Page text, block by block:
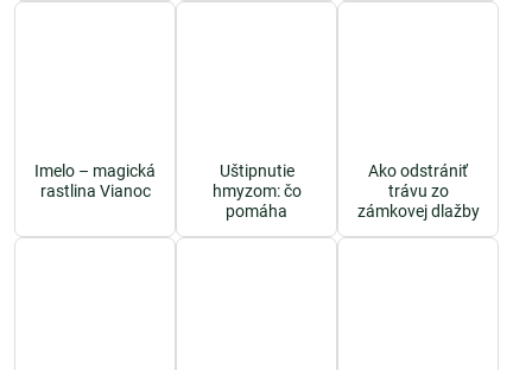
Imelo – magická
rastlina Vianoc
Uštipnutie
hmyzom: čo
pomáha
Ako odstrániť
trávu zo
zámkovej dlažby